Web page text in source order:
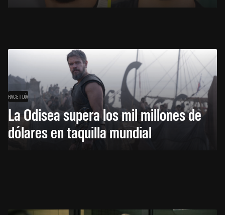
HACE 1 DÍA
La Odisea supera los mil millones de
dólares en taquilla mundial